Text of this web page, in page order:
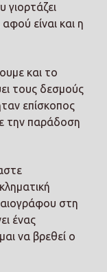
γιορτάζει
είναι και η
και το
τους δεσμούς
επίσκοπος
την παράδοση
στη
ένας
να βρεθεί ο